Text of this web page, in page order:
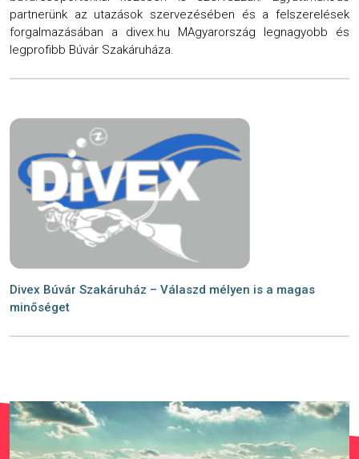
partnerünk az utazások szervezésében és a felszerelések
forgalmazásában a divex.hu MAgyarország legnagyobb és
legprofibb Búvár Szakáruháza.
Divex Búvár Szakáruház – Válaszd mélyen is a magas
minőséget